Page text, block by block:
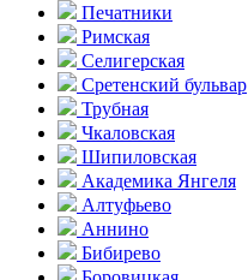
Печатники
Римская
Селигерская
Сретенский бульвар
Трубная
Чкаловская
Шипиловская
Академика Янгеля
Алтуфьево
Аннино
Бибирево